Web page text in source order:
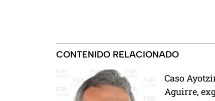
CONTENIDO RELACIONADO
Caso
Aguirre,